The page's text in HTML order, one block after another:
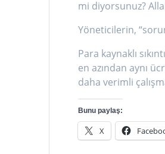
mi diyorsunuz?
Yöneticilerin,
Para kaynaklı
en azından aynı
daha verimli
Bunu paylaş:
X